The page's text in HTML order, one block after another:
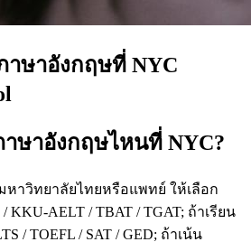
าษาอังกฤษที่ NYC
ษาอังกฤษไหนที่ NYC?
หาวิทยาลัยไทยหรือแพทย์ ให้เลือก
KKU-AELT / TBAT / TGAT; ถ้าเรียน
/ TOEFL / SAT / GED; ถ้าเน้น